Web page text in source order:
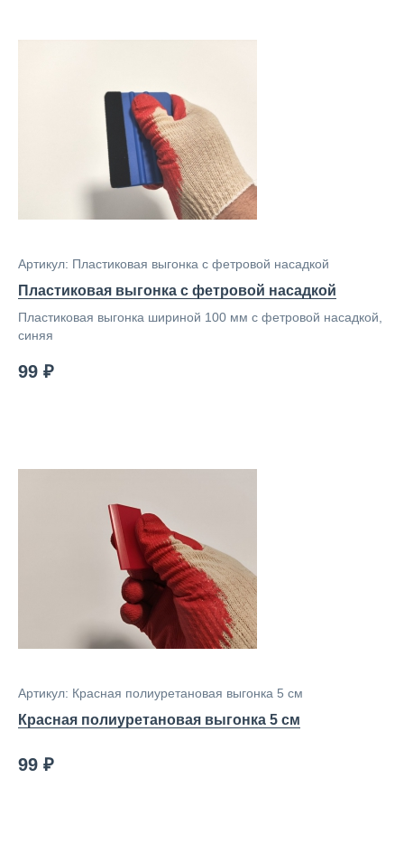
Артикул: Пластиковая выгонка с фетровой насадкой
Пластиковая выгонка с фетровой насадкой
Пластиковая выгонка шириной 100 мм с фетровой насадкой,
синяя
99 ₽
Артикул: Красная полиуретановая выгонка 5 см
Красная полиуретановая выгонка 5 см
99 ₽